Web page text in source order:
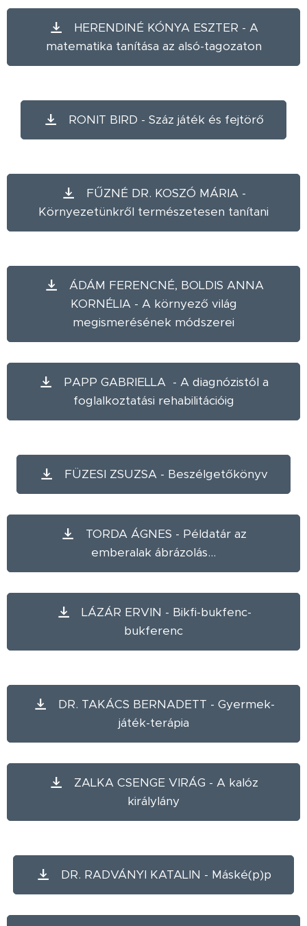
HERENDINÉ KÓNYA ESZTER - A
matematika tanítása az alsó-tagozaton
RONIT BIRD - Száz játék és fejtörő
FŰZNÉ DR. KOSZÓ MÁRIA -
Környezetünkről természetesen tanítani
ÁDÁM FERENCNÉ, BOLDIS ANNA
KORNÉLIA - A környező világ
megismerésének módszerei
PAPP GABRIELLA - A diagnózistól a
foglalkoztatási rehabilitációig
FÜZESI ZSUZSA - Beszélgetőkönyv
TORDA ÁGNES - Példatár az
emberalak ábrázolás...
LÁZÁR ERVIN - Bikfi-bukfenc-
bukferenc
DR. TAKÁCS BERNADETT - Gyermek-
játék-terápia
ZALKA CSENGE VIRÁG - A kalóz
királylány
DR. RADVÁNYI KATALIN - Máské(p)p